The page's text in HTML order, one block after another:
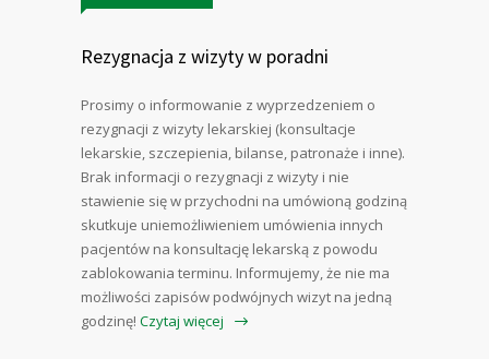
Rezygnacja z wizyty w poradni
Prosimy o informowanie z wyprzedzeniem o
rezygnacji z wizyty lekarskiej (konsultacje
lekarskie, szczepienia, bilanse, patronaże i inne).
Brak informacji o rezygnacji z wizyty i nie
stawienie się w przychodni na umówioną godziną
skutkuje uniemożliwieniem umówienia innych
pacjentów na konsultację lekarską z powodu
zablokowania terminu. Informujemy, że nie ma
możliwości zapisów podwójnych wizyt na jedną
godzinę! Czytaj więcej